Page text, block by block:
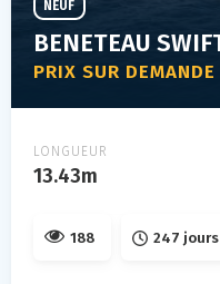
PRIX SUR DEMANDE
NEUF
LONGUEUR
13.43m
188 247 jours